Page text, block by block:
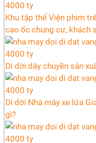
Khu tập thể Viện phim
cao ốc chung cư, khách
Di dời dây chuyền sản
Di dời Nhà máy xe lửa
gì?